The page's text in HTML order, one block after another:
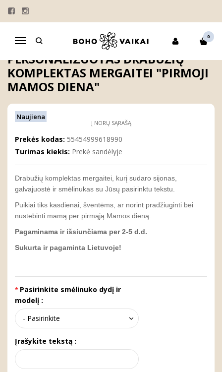
Navigacija
0
Pagrindinis
Personalizuotas drabužių komplektas mergaitei "Pirmoji Mamos
PERSONALIZUOTAS DRABUŽIŲ
KOMPLEKTAS MERGAITEI "PIRMOJI
MAMOS DIENA"
Naujiena
Į NORŲ SĄRAŠĄ
Prekės kodas: 55454999618990
Turimas kiekis: Prekė sandėlyje
Drabužių komplektas mergaitei, kurį sudaro sijonas,
galvajuostė ir smėlinukas su Jūsų pasirinktu tekstu.
Puikiai tiks kasdienai, šventėms, ar norint pradžiuginti bei
nustebinti mamą per pirmąją Mamos dieną.
Pagaminama ir išsiunčiama per 2-5 d.d.
Sukurta ir pagaminta Lietuvoje!
Pasirinkite smėlinuko dydį ir
modelį :
Įrašykite tekstą :